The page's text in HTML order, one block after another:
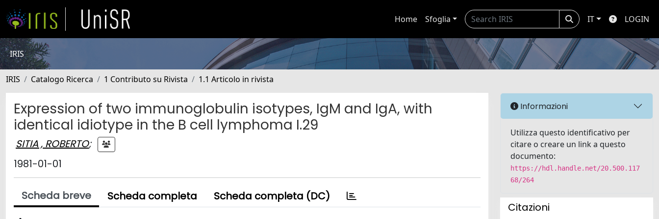
Home Sfoglia IT LOGIN
IRIS
IRIS Catalogo Ricerca 1 Contributo su Rivista 1.1 Articolo in rivista
Expression of two immunoglobulin isotypes, IgM and IgA, with
identical idiotype in the B cell lymphoma I.29
SITIA , ROBERTO;
1981-01-01
Scheda breve Scheda completa Scheda completa (DC)
Informazioni
Utilizza questo identificativo per
citare o creare un link a questo
documento:
https://hdl.handle.net/20.500.117
68/264
Citazioni